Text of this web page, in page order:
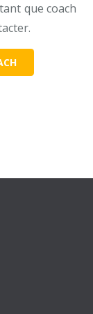
que coach